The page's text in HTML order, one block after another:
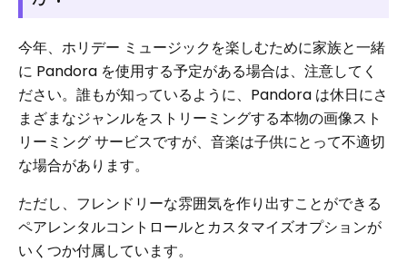
今年、ホリデー ミュージックを楽しむために家族と一緒
に Pandora を使用する予定がある場合は、注意してく
ださい。誰もが知っているように、Pandora は休日にさ
まざまなジャンルをストリーミングする本物の画像スト
リーミング サービスですが、音楽は子供にとって不適切
な場合があります。
ただし、フレンドリーな雰囲気を作り出すことができる
ペアレンタルコントロールとカスタマイズオプションが
いくつか付属しています。